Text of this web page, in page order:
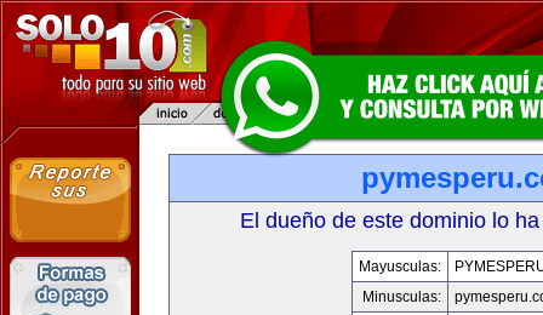
El dueño de este dominio lo
Mayusculas:
Minusculas: